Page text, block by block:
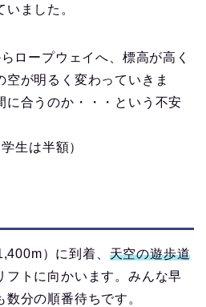
ました。
ロープウェイへ、標高が高く
空が明るく変わっていきま
に合うのか・・・という不安
生は半額）
）に到着、 天空の遊歩道
フトに向かいます。みんな早
分の順番待ちです。